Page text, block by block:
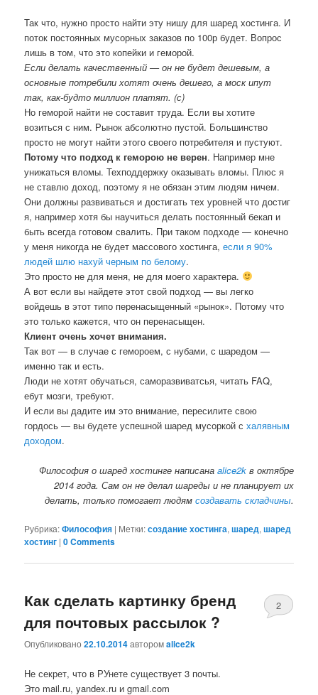
Так что, нужно просто найти эту нишу для шаред хостинга. И
поток постоянных мусорных заказов по 100р будет. Вопрос
лишь в том, что это копейки и геморой.
Если делать качественный — он не будет дешевым, а
основные потребили хотят очень дешего, а моск ипут
так, как-будто миллион платят. (с)
Но геморой найти не составит труда. Если вы хотите
возиться с ним. Рынок абсолютно пустой. Большинство
просто не могут найти этого своего потребителя и пустуют.
Потому что подход к геморою не верен. Например мне
унижаться вломы. Техподдержку оказывать вломы. Плюс я
не ставлю доход, поэтому я не обязан этим людям ничем.
Они должны развиваться и достигать тех уровней что достиг
я, например хотя бы научиться делать постоянный бекап и
быть всегда готовом свалить. При таком подходе — конечно
у меня никогда не будет массового хостинга,если я 90%
людей шлю нахуй черным по белому.
Это просто не для меня, не для моего характера.
А вот если вы найдете этот свой подход — вы легко
войдешь в этот типо перенасыщенный «рынок». Потому что
это только кажется, что он перенасыщен.
Клиент очень хочет внимания.
Так вот — в случае с гемороем, с нубами, с шаредом —
именно так и есть.
Люди не хотят обучаться, саморазвиватсья, читать FAQ,
ебут мозги, требуют.
И если вы дадите им это внимание, пересилите свою
гордось — вы будете успешной шаред мусоркой схалявным
доходом.
Философия о шаред хостинге написана alice2kв октябре
2014 года. Сам он не делал шареды и не планирует их
делать, только помогает людям создавать складчины.
Рубрика:Философия | Метки:создание хостинга,шаред,шаред
хостинг |0 Comments
Как сделать картинку бренд
для почтовых рассылок ?
Опубликовано22.10.2014авторомalice2k
2
Не секрет, что в РУнете существует 3 почты.
Это mail.ru, yandex.ru и gmail.com